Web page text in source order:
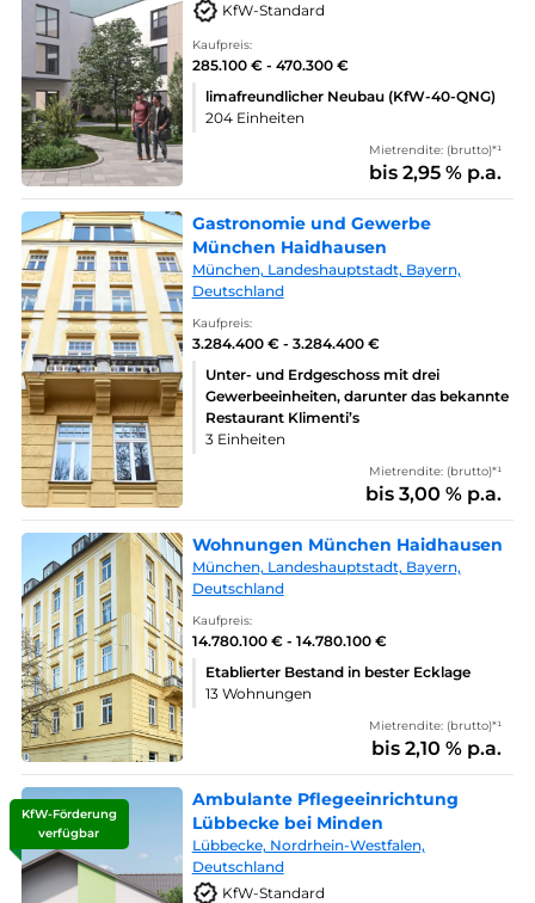
KfW-Standard
Kaufpreis:
285.100 € - 470.300 €
limafreundlicher Neubau (KfW-40-QNG)
204 Einheiten
Mietrendite: (brutto)*¹
bis 2,95 % p.a.
Gastronomie und Gewerbe
München Haidhausen
München, Landeshauptstadt, Bayern,
Deutschland
Kaufpreis:
3.284.400 € - 3.284.400 €
Unter- und Erdgeschoss mit drei
Gewerbeeinheiten, darunter das bekannte
Restaurant Klimenti’s
3 Einheiten
Mietrendite: (brutto)*¹
bis 3,00 % p.a.
Wohnungen München Haidhausen
München, Landeshauptstadt, Bayern,
Deutschland
Kaufpreis:
14.780.100 € - 14.780.100 €
Etablierter Bestand in bester Ecklage
13 Wohnungen
Mietrendite: (brutto)*¹
bis 2,10 % p.a.
KfW-Förderung
verfügbar
Ambulante Pflegeeinrichtung
Lübbecke bei Minden
Lübbecke, Nordrhein-Westfalen,
Deutschland
KfW-Standard